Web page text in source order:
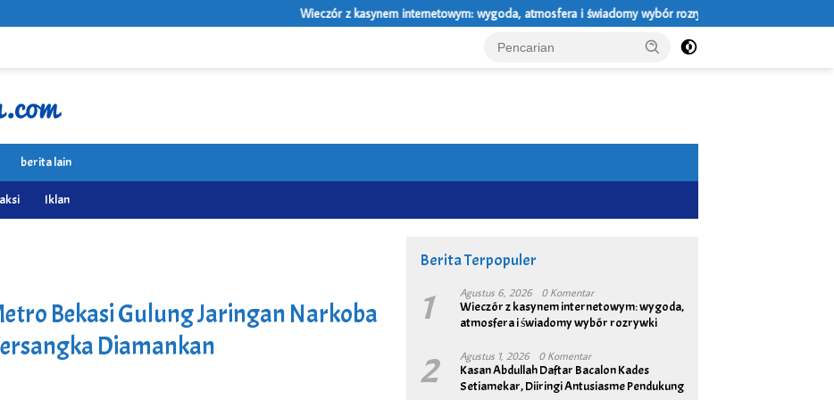
Wieczór z kasynem internetowym: wygoda, atmosfera i świadomy wybór rozrywki NV Casino Bitcoin vs.
berita lain
Iklan
Bekasi Gulung Jaringan Narkoba
Diamankan
Berita Terpopuler
1 Agustus 6, 2026 0 Komentar
Wieczór z kasynem internetowym: wygoda,
atmosfera i świadomy wybór rozrywki
2 Agustus 1, 2026 0 Komentar
Kasan Abdullah Daftar Bacalon Kades
Setiamekar, Diiringi Antusiasme Pendukung